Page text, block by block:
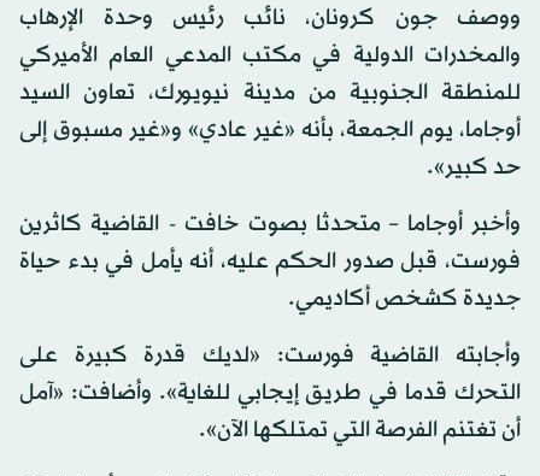
ووصف جون كرونان، نائب رئيس وحدة الإرهاب
والمخدرات الدولية في مكتب المدعي العام الأميركي
للمنطقة الجنوبية من مدينة نيويورك، تعاون السيد
أوجاما، يوم الجمعة، بأنه «غير عادي» و«غير مسبوق إلى
حد كبير».
وأخبر أوجاما – متحدثا بصوت خافت - القاضية كاثرين
فورست، قبل صدور الحكم عليه، أنه يأمل في بدء حياة
جديدة كشخص أكاديمي.
وأجابته القاضية فورست: «لديك قدرة كبيرة على
التحرك قدما في طريق إيجابي للغاية». وأضافت: «آمل
أن تغتنم الفرصة التي تمتلكها الآن».